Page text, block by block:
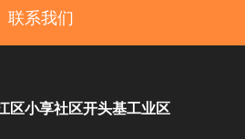
联系我们
区小享社区开头基工业区